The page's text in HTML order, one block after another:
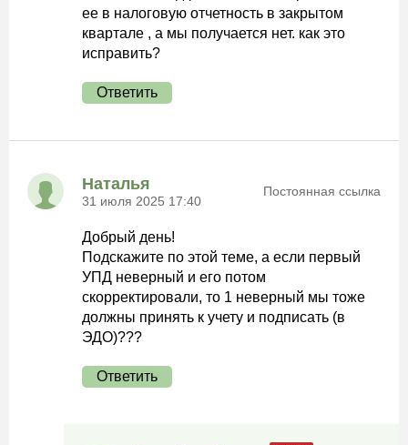
ее в налоговую отчетность в закрытом
квартале , а мы получается нет. как это
исправить?
Ответить
Наталья
31 июля 2025 17:40
Постоянная ссылка
Добрый день!
Подскажите по этой теме, а если первый
УПД неверный и его потом
скорректировали, то 1 неверный мы тоже
должны принять к учету и подписать (в
ЭДО)???
Ответить